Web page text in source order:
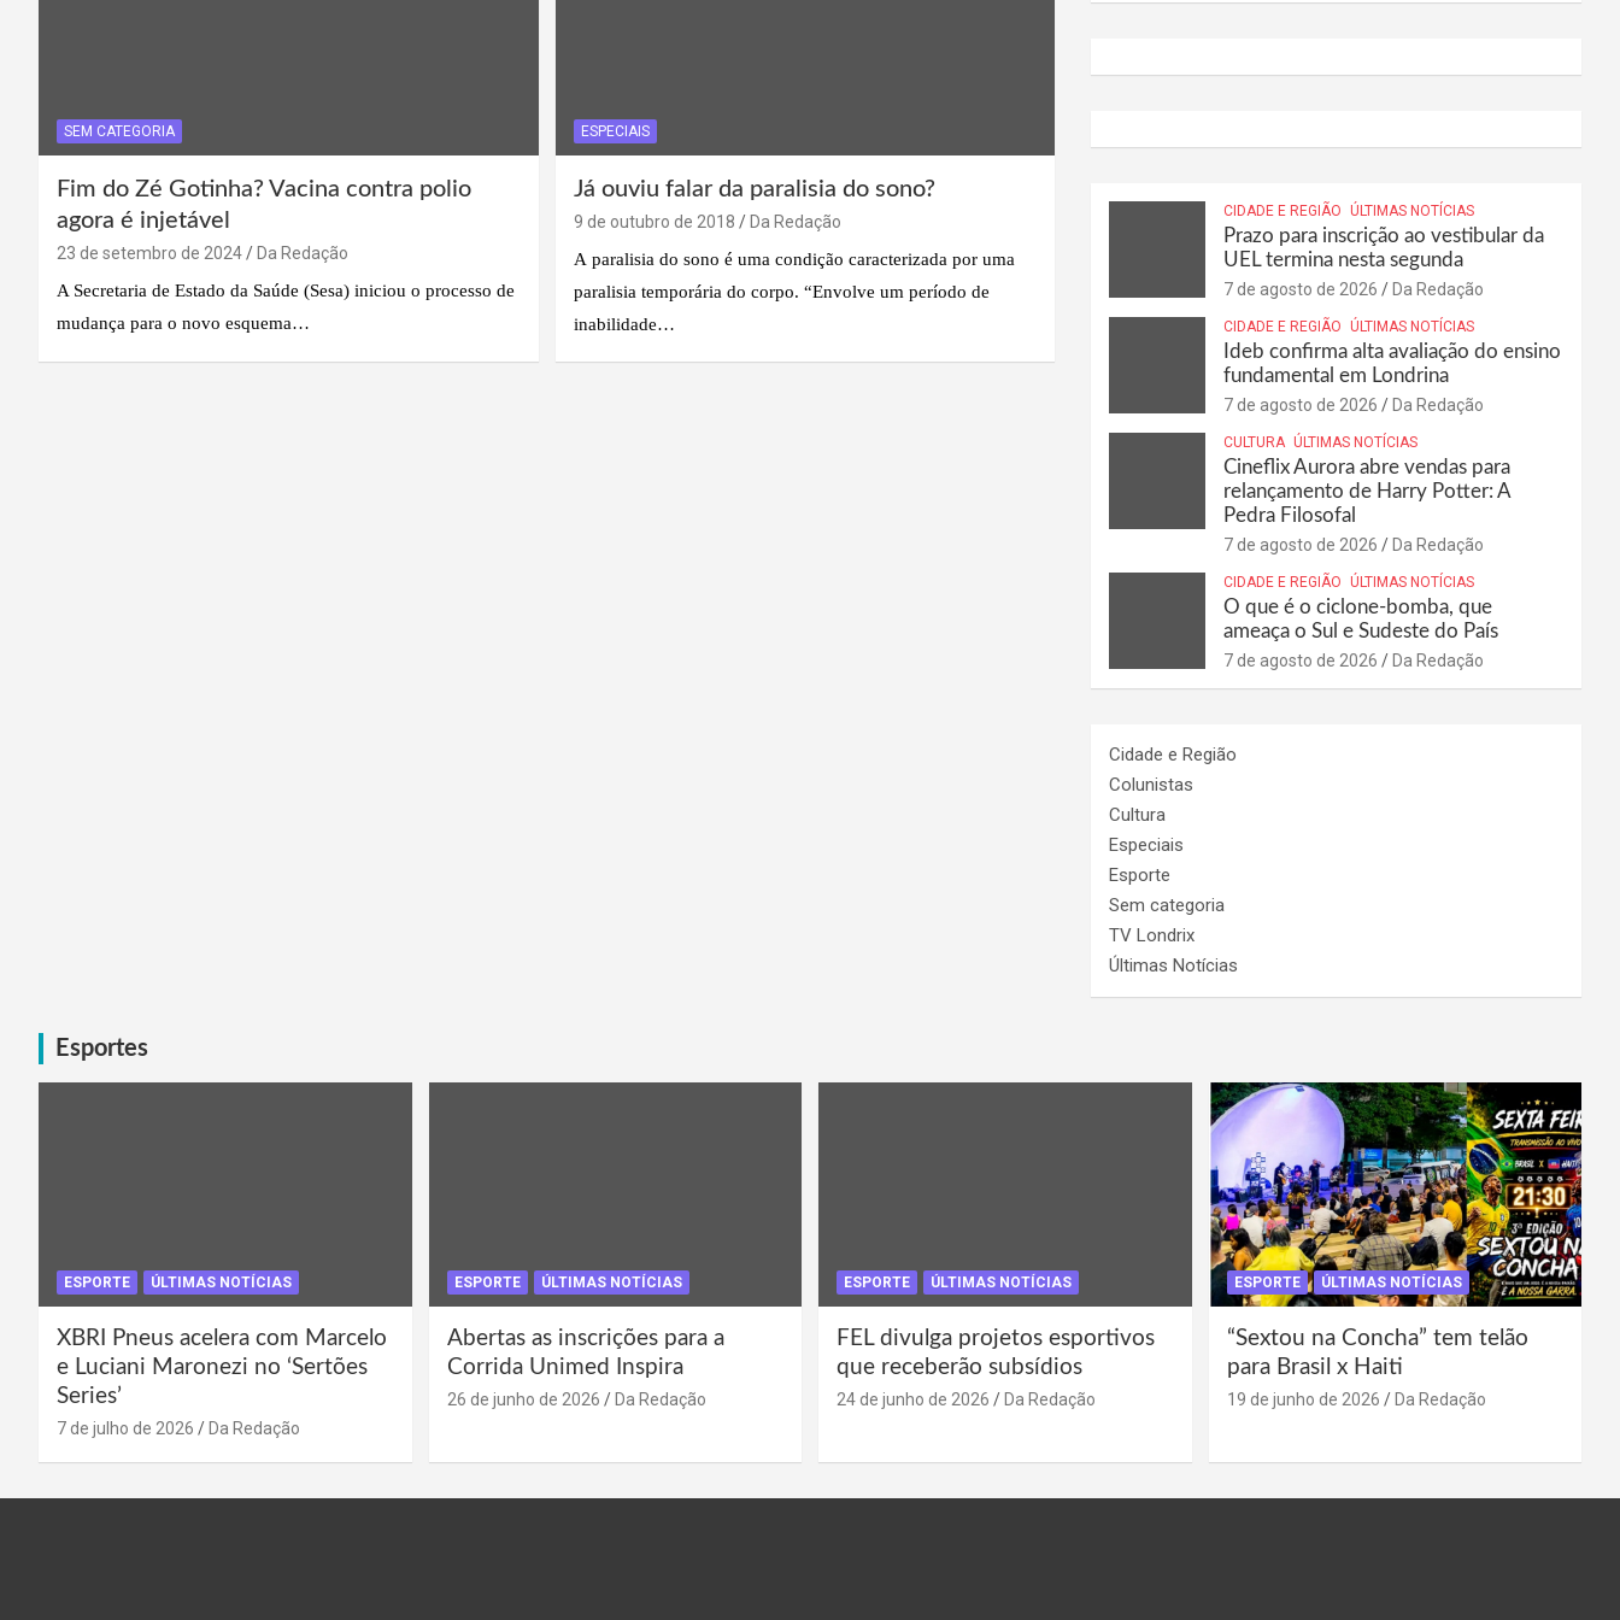
SEM CATEGORIA
Fim do Zé Gotinha? Vacina contra polio
agora é injetável
23 de setembro de 2024
Da Redação
A Secretaria de Estado da Saúde (Sesa) iniciou o processo de
mudança para o novo esquema…
ESPECIAIS
Já ouviu falar da paralisia do sono?
9 de outubro de 2018
Da Redação
A paralisia do sono é uma condição caracterizada por uma
paralisia temporária do corpo. “Envolve um período de
inabilidade…
CIDADE E REGIÃO ÚLTIMAS NOTÍCIAS
Prazo para inscrição ao vestibular da
UEL termina nesta segunda
7 de agosto de 2026 Da Redação
CIDADE E REGIÃO ÚLTIMAS NOTÍCIAS
Ideb confirma alta avaliação do ensino
fundamental em Londrina
7 de agosto de 2026 Da Redação
CULTURA ÚLTIMAS NOTÍCIAS
Cineflix Aurora abre vendas para
relançamento de Harry Potter: A
Pedra Filosofal
7 de agosto de 2026 Da Redação
CIDADE E REGIÃO ÚLTIMAS NOTÍCIAS
O que é o ciclone-bomba, que
ameaça o Sul e Sudeste do País
7 de agosto de 2026 Da Redação
Cidade e Região
Colunistas
Cultura
Especiais
Esporte
Sem categoria
TV Londrix
Últimas Notícias
Esportes
ESPORTE ÚLTIMAS NOTÍCIAS
XBRI Pneus acelera com Marcelo
e Luciani Maronezi no ‘Sertões
Series’
7 de julho de 2026 Da Redação
ESPORTE ÚLTIMAS NOTÍCIAS
Abertas as inscrições para a
Corrida Unimed Inspira
26 de junho de 2026 Da Redação
ESPORTE ÚLTIMAS NOTÍCIAS
FEL divulga projetos esportivos
que receberão subsídios
24 de junho de 2026 Da Redação
ESPORTE ÚLTIMAS NOTÍCIAS
“Sextou na Concha” tem telão
para Brasil x Haiti
19 de junho de 2026 Da Redação